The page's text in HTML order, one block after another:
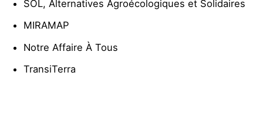
SOL, Alternatives Agroécologiques et Solidaires
MIRAMAP
Notre Affaire À Tous
TransiTerra